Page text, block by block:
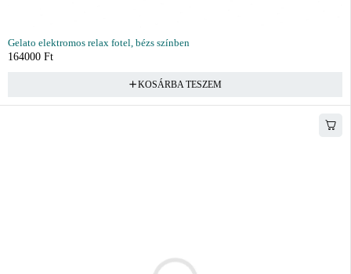
Gelato elektromos relax fotel, bézs színben
164000 Ft
KOSÁRBA TESZEM